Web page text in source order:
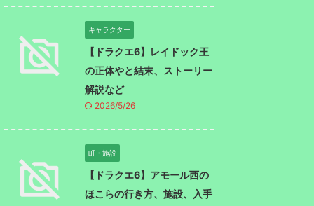
キャラクター
【ドラクエ6】レイドック王
の正体やと結末、ストーリー
解説など
2026/5/26
町・施設
【ドラクエ6】アモール西の
ほこらの行き方、施設、入手